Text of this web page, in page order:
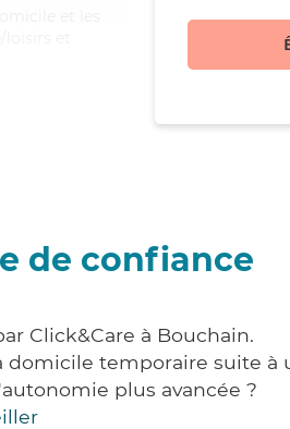
et les
de confiance
Click&Care à Bouchain.
temporaire suite à
plus avancée ?